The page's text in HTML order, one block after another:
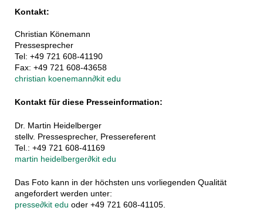
Kontakt:
Christian Könemann
Pressesprecher
Tel: +49 721 608-41190
Fax: +49 721 608-43658
christian koenemann∂kit edu
Kontakt für diese Presseinformation:
Dr. Martin Heidelberger
stellv. Pressesprecher, Pressereferent
Tel.: +49 721 608-41169
martin heidelberger∂kit edu
Das Foto kann in der höchsten uns vorliegenden Qualität
angefordert werden unter:
presse∂kit edu oder +49 721 608-41105.